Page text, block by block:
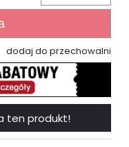
dodaj do przechowalni
ten produkt!